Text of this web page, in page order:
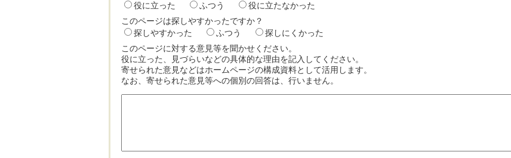
役に立った
ふつう
役に立たなかった
このページは探しやすかったですか？
探しやすかった
ふつう
探しにくかった
このページに対する意見等を聞かせください。
役に立った、見づらいなどの具体的な理由を記入してください。
寄せられた意見などはホームページの構成資料として活用します。
なお、寄せられた意見等への個別の回答は、行いません。